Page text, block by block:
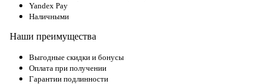
Yandex Pay
Наличными
Наши преимущества
Выгодные скидки и бонусы
Оплата при получении
Гарантии подлинности